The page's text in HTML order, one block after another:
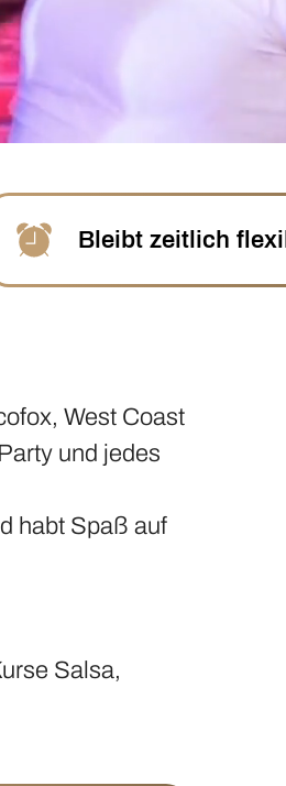
Bleibt zeitlich
West Coast
und jedes
habt Spaß auf
Salsa,